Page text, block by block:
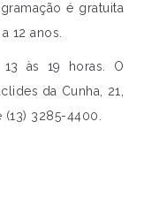
é gratuita
12 anos.
às 19 horas. O
da Cunha, 21,
3285-4400.